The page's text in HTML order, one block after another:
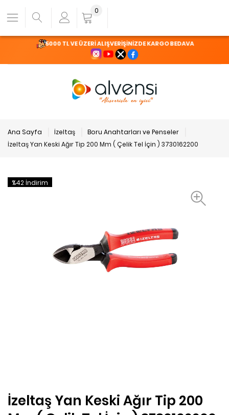
5000 TL VE ÜZERİ ALIŞVERİŞİNİZDE KARGO BEDAVA
0
Ana Sayfa İzeltaş
Boru Anahtarları ve Penseler
İzeltaş Yan Keski Ağır Tip 200 Mm ( Çelik Tel İçin ) 3730162200
İzeltaş Yan Keski Ağır Tip 200
%42 İndirim